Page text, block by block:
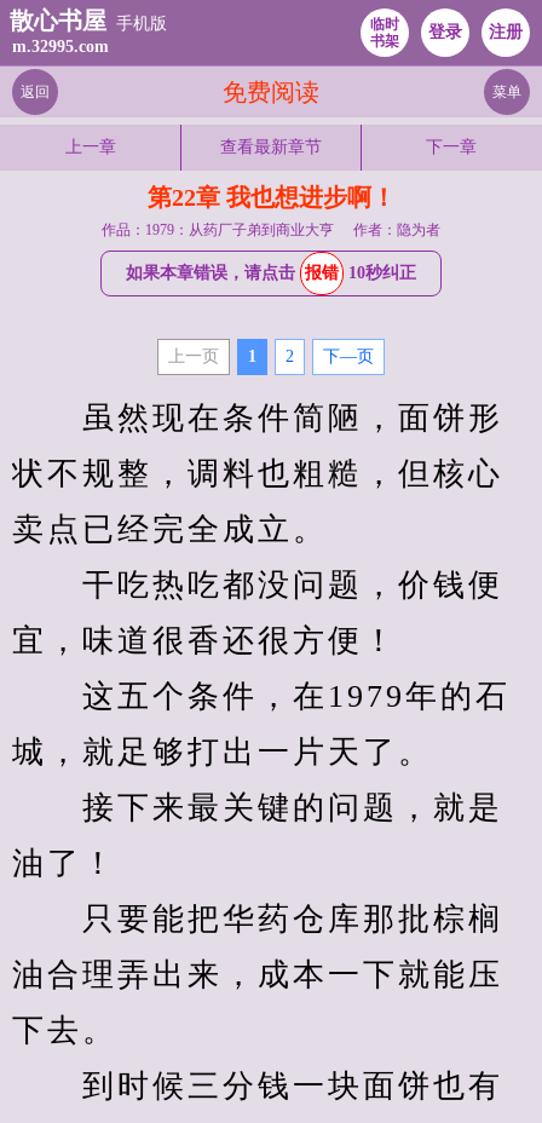
散心书屋 手机版
m.32995.com
临时
书架
登录 注册
免费阅读
返回 菜单
上一章 查看最新章节 下一章
第22章 我也想进步啊！
作品：1979：从药厂子弟到商业大亨 作者：隐为者
如果本章错误，请点击 报错 10秒纠正
上一页 1 2 下—页
虽然现在条件简陋，面饼形
状不规整，调料也粗糙，但核心
卖点已经完全成立。
干吃热吃都没问题，价钱便
宜，味道很香还很方便！
这五个条件，在1979年的石
城，就足够打出一片天了。
接下来最关键的问题，就是
油了！
只要能把华药仓库那批棕榈
油合理弄出来，成本一下就能压
下去。
到时候三分钱一块面饼也有